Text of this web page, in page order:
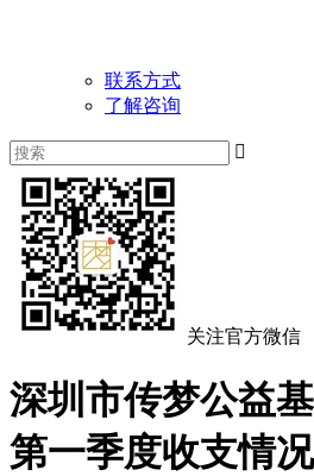
联系方式
了解咨询

关注官方微信
深圳市传梦公益
第一季度收支情况